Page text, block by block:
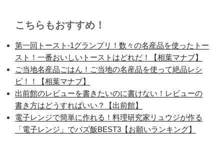
こちらもおすすめ！
第一回トースト-1グランプリ！数々の名産品を使ったトー
スト！一番おいしいトーストはどれだ！【相葉マナブ】
ご当地名産品ごはん！ご当地の名産品を使って絶品レシ
ピ！！【相葉マナブ】
出前館のレビューを書きたいのに書けない！レビューの
書き方はどうすればいい？【出前館】
電子レンジで簡単に作れる！料理研究家リュウジが作る
「電子レンジ」でバズ飯BEST3【お願いランキング】